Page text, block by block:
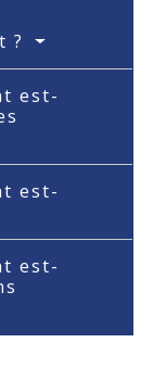
?
est-
est-
est-